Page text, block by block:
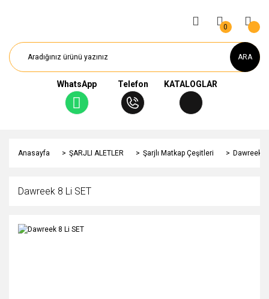
ARA
WhatsApp Telefon KATALOGLAR
0
Anasayfa ŞARJLI ALETLER Şarjlı Matkap Çeşitleri Dawreek 8
Dawreek 8 Li SET